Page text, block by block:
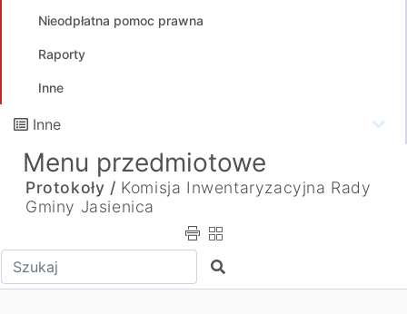
Nieodpłatna pomoc prawna
Raporty
Inne
Inne
Menu przedmiotowe
Protokoły / Komisja Inwentaryzacyjna Rady
Gminy Jasienica
Wpisz tekst do wyszukania Szukaj